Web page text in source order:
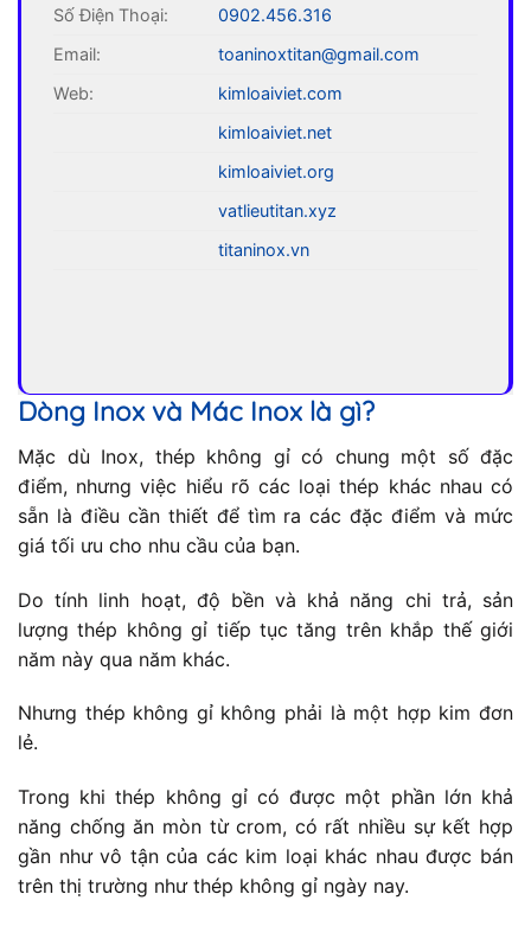
Số Điện Thoại:
0902.456.316
Email:
toaninoxtitan@gmail.com
Web:
kimloaiviet.com
kimloaiviet.net
kimloaiviet.org
vatlieutitan.xyz
titaninox.vn
Dòng Inox và Mác Inox là gì?
Mặc dù Inox, thép không gỉ có chung một số đặc
điểm, nhưng việc hiểu rõ các loại thép khác nhau có
sẵn là điều cần thiết để tìm ra các đặc điểm và mức
giá tối ưu cho nhu cầu của bạn.
Do tính linh hoạt, độ bền và khả năng chi trả, sản
lượng thép không gỉ tiếp tục tăng trên khắp thế giới
năm này qua năm khác.
Nhưng thép không gỉ không phải là một hợp kim đơn
lẻ.
Trong khi thép không gỉ có được một phần lớn khả
năng chống ăn mòn từ crom, có rất nhiều sự kết hợp
gần như vô tận của các kim loại khác nhau được bán
trên thị trường như thép không gỉ ngày nay.